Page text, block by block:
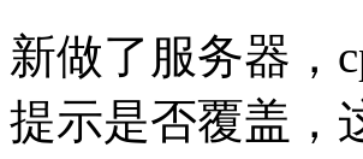
新做了服务器，
提示是否覆盖，